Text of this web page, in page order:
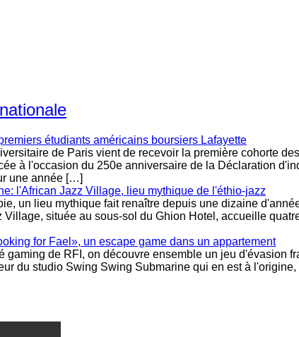
étudiants américains boursiers Lafayette
de Paris vient de recevoir la première cohorte
à l'occasion du 250e anniversaire de la Déclaration
une année […]
l'African Jazz Village, lieu mythique de l'éthio-jazz
un lieu mythique fait renaître depuis une dizaine
Village, située au sous-sol du Ghion Hotel, accueille
for Fael», un escape game dans un appartement
gaming de RFI, on découvre ensemble un jeu d'évasion
du studio Swing Swing Submarine qui en est à